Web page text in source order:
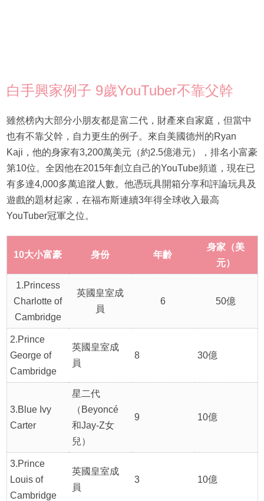
白手興家例子 9歲YouTuber不靠父幹
雖然榜內大部分小朋友都是富二代，財產來自家庭，但當中
也有不靠父幹，自力更生的例子。來自美國德州的Ryan
Kaji，他的身家有3,200萬美元（約2.5億港元），排名小富豪
第10位。全因他在2015年創立自己的YouTube頻道，現在已
有多達4,000多萬追蹤人數。他憑玩具開箱分享和評論玩具及
遊戲的題材起家，在福布斯連續3年得全球收入最高
YouTuber冠軍之位。
10大小富豪 身份 年齡
身家（美
元）
1.Princess
Charlotte of
Cambridge
英國皇室成
員
6 50億
2.Prince
George of
Cambridge
英國皇室成
員
8 30億
3.Blue Ivy
Carter
星二代
（Beyoncé
和Jay-Z女
兒）
9 10億
3.Prince
Louis of
Cambridge
英國皇室成
員
3 10億